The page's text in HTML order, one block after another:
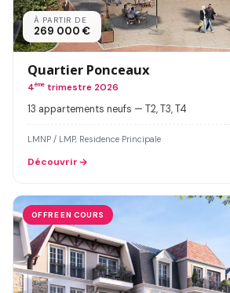
À PARTIR DE
269 000 €
Quartier Ponceaux
4ème trimestre 2026
13 appartements neufs — T2, T3, T4
LMNP / LMP, Residence Principale
Découvrir
OFFRE EN COURS